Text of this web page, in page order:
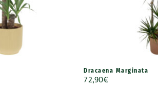
Dracaena Marginata
72,90€